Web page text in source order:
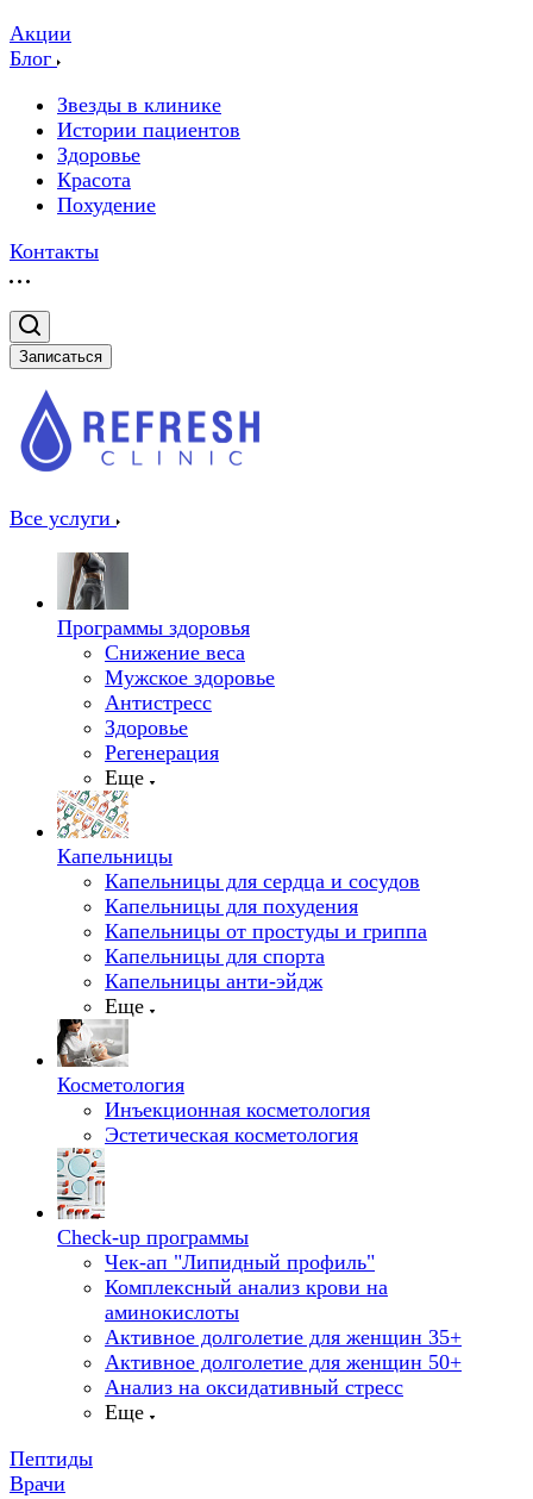
Акции
Блог
Звезды в клинике
Истории пациентов
Здоровье
Красота
Похудение
Контакты
Записаться
Все услуги
Программы здоровья
Снижение веса
Мужское здоровье
Антистресс
Здоровье
Регенерация
Еще
Капельницы
Капельницы для сердца и сосудов
Капельницы для похудения
Капельницы от простуды и гриппа
Капельницы для спорта
Капельницы анти-эйдж
Еще
Косметология
Инъекционная косметология
Эстетическая косметология
Check-up программы
Чек-ап "Липидный профиль"
Комплексный анализ крови на
аминокислоты
Активное долголетие для женщин 35+
Активное долголетие для женщин 50+
Анализ на оксидативный стресс
Еще
Пептиды
Врачи